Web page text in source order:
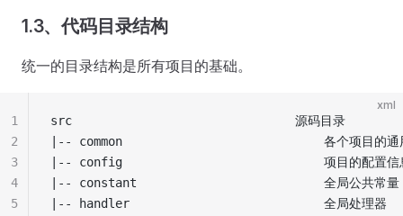
1.3、代码目录结构
统一的目录结构是所有项目的基础。
xml
src                               源码目录
|-- common                            各个项目的通
|-- config                            项目的配置信
|-- constant                          全局公共常量
|-- handler                           全局处理器
1
2
3
4
5